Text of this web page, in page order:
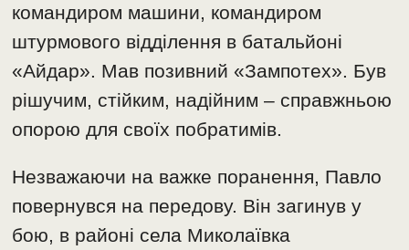
командиром машини, командиром
штурмового відділення в батальйоні
«Айдар». Мав позивний «Зампотех». Був
рішучим, стійким, надійним – справжньою
опорою для своїх побратимів.
Незважаючи на важке поранення, Павло
повернувся на передову. Він загинув у
бою, в районі села Миколаївка